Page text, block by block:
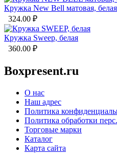
Кружка New Bell матовая,
324.00 ₽
Кружка Sweep, белая
360.00 ₽
Boxpresent.ru
О нас
Наш адрес
Политика
Политика обработки
Торговые марки
Каталог
Карта сайта